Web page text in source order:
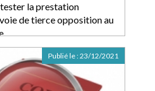
la prestation
de tierce opposition au
Publié le :23/12/2021